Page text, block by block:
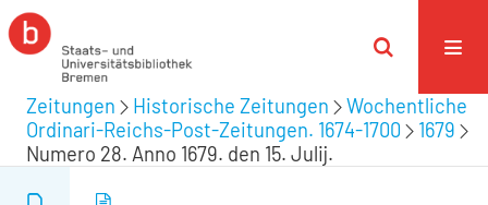
Zeitungen Historische Zeitungen
Wochentliche
Ordinari-Reichs-Post-Zeitungen. 1674-1700
1679
Numero 28. Anno 1679. den 15. Julij.